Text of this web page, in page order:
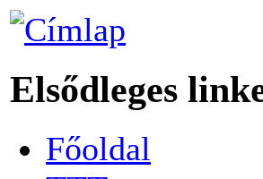
Elsődleges
Főoldal